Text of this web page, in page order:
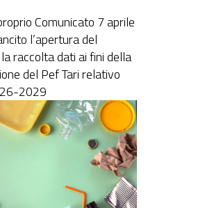
Comunicato 7 aprile
l’apertura del
raccolta dati ai fini della
del Pef Tari relativo
2029